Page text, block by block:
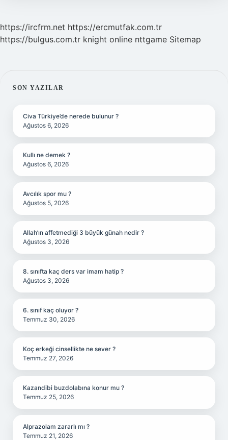
https://ircfrm.net https://ercmutfak.com.tr
https://bulgus.com.tr knight online nttgame Sitemap
SIDEBAR
SON YAZILAR
Civa Türkiye’de nerede bulunur ?
Ağustos 6, 2026
Kullı ne demek ?
Ağustos 6, 2026
Avcılık spor mu ?
Ağustos 5, 2026
Allah’ın affetmediği 3 büyük günah nedir ?
Ağustos 3, 2026
8. sınıfta kaç ders var imam hatip ?
Ağustos 3, 2026
6. sınıf kaç oluyor ?
Temmuz 30, 2026
Koç erkeği cinsellikte ne sever ?
Temmuz 27, 2026
Kazandibi buzdolabına konur mu ?
Temmuz 25, 2026
Alprazolam zararlı mı ?
Temmuz 21, 2026